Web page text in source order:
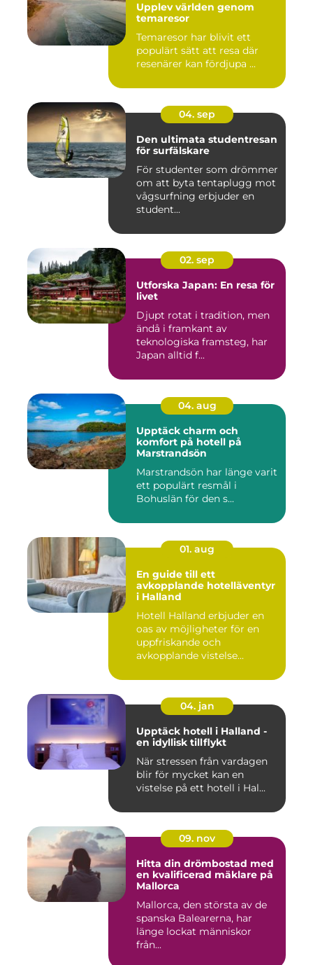
Upplev världen genom
temaresor
Temaresor har blivit ett
populärt sätt att resa där
resenärer kan fördjupa ...
04. sep
Den ultimata studentresan
för surfälskare
För studenter som drömmer
om att byta tentaplugg mot
vågsurfning erbjuder en
student...
02. sep
Utforska Japan: En resa för
livet
Djupt rotat i tradition, men
ändå i framkant av
teknologiska framsteg, har
Japan alltid f...
04. aug
Upptäck charm och
komfort på hotell på
Marstrandsön
Marstrandsön har länge varit
ett populärt resmål i
Bohuslän för den s...
01. aug
En guide till ett
avkopplande hotelläventyr
i Halland
Hotell Halland erbjuder en
oas av möjligheter för en
uppfriskande och
avkopplande vistelse...
04. jan
Upptäck hotell i Halland -
en idyllisk tillflykt
När stressen från vardagen
blir för mycket kan en
vistelse på ett hotell i Hal...
09. nov
Hitta din drömbostad med
en kvalificerad mäklare på
Mallorca
Mallorca, den största av de
spanska Balearerna, har
länge lockat människor
från...